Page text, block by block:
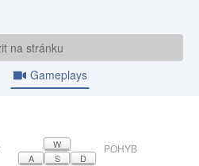
na stránku
Gameplays
W
A
S D
POHYB